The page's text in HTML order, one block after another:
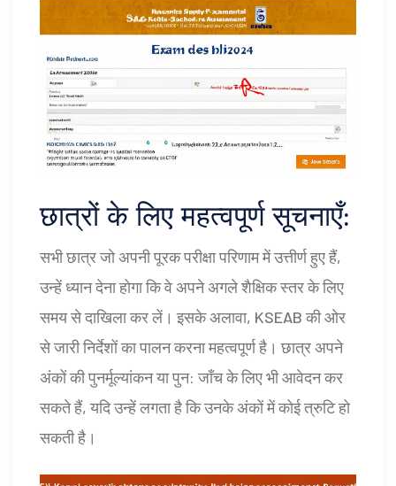
छात्रों के लिए महत्वपूर्ण सूचनाएँ:
सभी छात्र जो अपनी पूरक परीक्षा परिणाम में उत्तीर्ण हुए हैं,
उन्हें ध्यान देना होगा कि वे अपने अगले शैक्षिक स्तर के लिए
समय से दाखिला कर लें। इसके अलावा, KSEAB की ओर
से जारी निर्देशों का पालन करना महत्वपूर्ण है। छात्र अपने
अंकों की पुनर्मूल्यांकन या पुन: जाँच के लिए भी आवेदन कर
सकते हैं, यदि उन्हें लगता है कि उनके अंकों में कोई त्रुटि हो
सकती है।